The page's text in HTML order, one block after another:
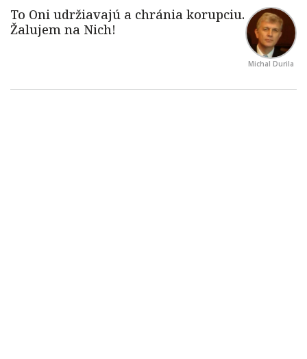
Michal Durila